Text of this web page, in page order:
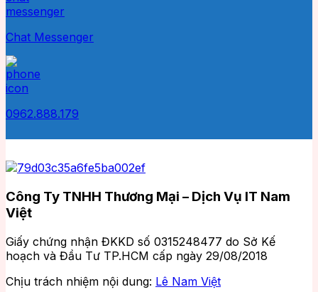
Chat Messenger
0962.888.179
Công Ty TNHH Thương Mại – Dịch Vụ IT Nam
Việt
Giấy chứng nhận ĐKKD số 0315248477 do Sở Kế
hoạch và Đầu Tư TP.HCM cấp ngày 29/08/2018
Chịu trách nhiệm nội dung: Lê Nam Việt